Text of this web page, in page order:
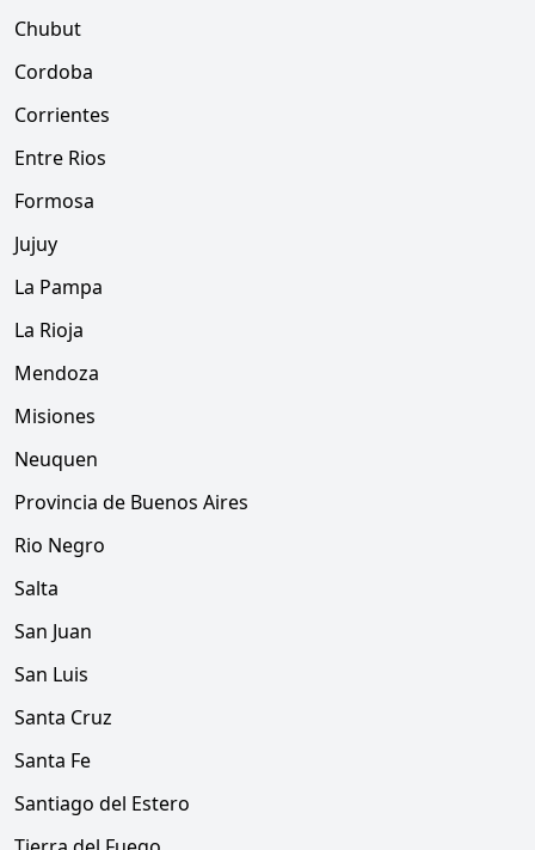
Chubut
Cordoba
Corrientes
Entre Rios
Formosa
Jujuy
La Pampa
La Rioja
Mendoza
Misiones
Neuquen
Provincia de Buenos Aires
Rio Negro
Salta
San Juan
San Luis
Santa Cruz
Santa Fe
Santiago del Estero